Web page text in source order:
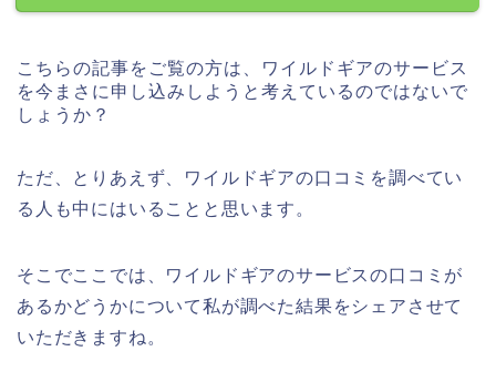
こちらの記事をご覧の方は、ワイルドギアのサービス
を今まさに申し込みしようと考えているのではないで
しょうか？
ただ、とりあえず、ワイルドギアの口コミを調べてい
る人も中にはいることと思います。
そこでここでは、ワイルドギアのサービスの口コミが
あるかどうかについて私が調べた結果をシェアさせて
いただきますね。